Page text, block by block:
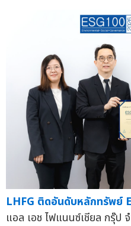
LHFG ติดอันดับหลักทรัพย์
แอล เอช ไฟแนนซ์เชียล กรุ๊ป